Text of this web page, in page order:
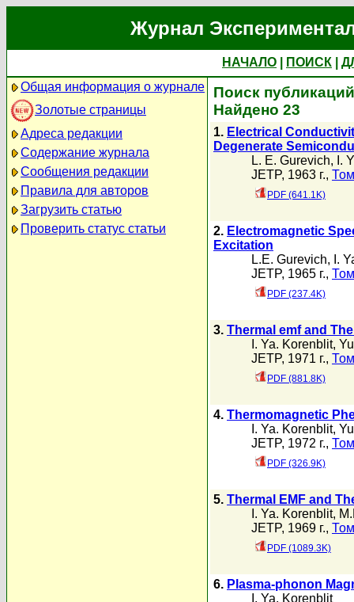
Журнал
НАЧАЛО ПОИСК
Общая информация о журнале
Золотые страницы
Адреса редакции
Содержание журнала
Сообщения редакции
Правила для авторов
Загрузить статью
Проверить статус статьи
Поиск
Найдено 23
1. Electrical
Degenerate
L. E. Gurevich, I.
JETP, 1963 г.,
PDF (641.1K)
2. Electromagnetic
Excitation
L.E. Gurevich, I.
JETP, 1965 г.,
PDF (237.4K)
3. Thermal emf and
I. Ya. Korenblit,
JETP, 1971 г.,
PDF (881.8K)
4. Thermomagnetic
I. Ya. Korenblit,
JETP, 1972 г.,
PDF (326.9K)
5. Thermal EMF and
I. Ya. Korenblit,
JETP, 1969 г.,
PDF (1089.3K)
6. Plasma-phonon
I. Ya. Korenblit